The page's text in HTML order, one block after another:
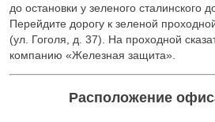
до остановки у зеленого сталинского
Перейдите дорогу к зеленой
(ул. Гоголя, д. 37). На проходной
компанию «Железная защита».
Расположение